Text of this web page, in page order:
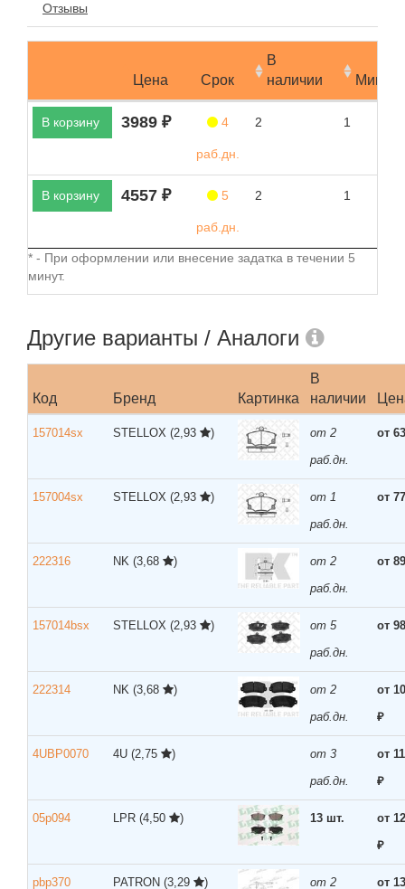
Отзывы
Цена Срок
В
наличии
В корзину 3989 ₽ 4
раб.дн.
2 1
В корзину 4557 ₽ 5
раб.дн.
2 1
* - При оформлении или внесение задатка в течении 5
минут.
Другие варианты / Аналоги
Код Бренд Картинка
В
наличии
157014sx STELLOX (2,93 )
от 2
раб.дн.
от
157004sx STELLOX (2,93 )
от 1
раб.дн.
от
222316 NK (3,68 )
от 2
раб.дн.
от
157014bsx STELLOX (2,93 )
от 5
раб.дн.
от
222314 NK (3,68 )
от 2
раб.дн.
от
₽
4UBP0070 4U (2,75 )
от 3
раб.дн.
от
₽
05p094 LPR (4,50 ) 13 шт.
от
₽
pbp370 PATRON (3,29 ) от 2 от